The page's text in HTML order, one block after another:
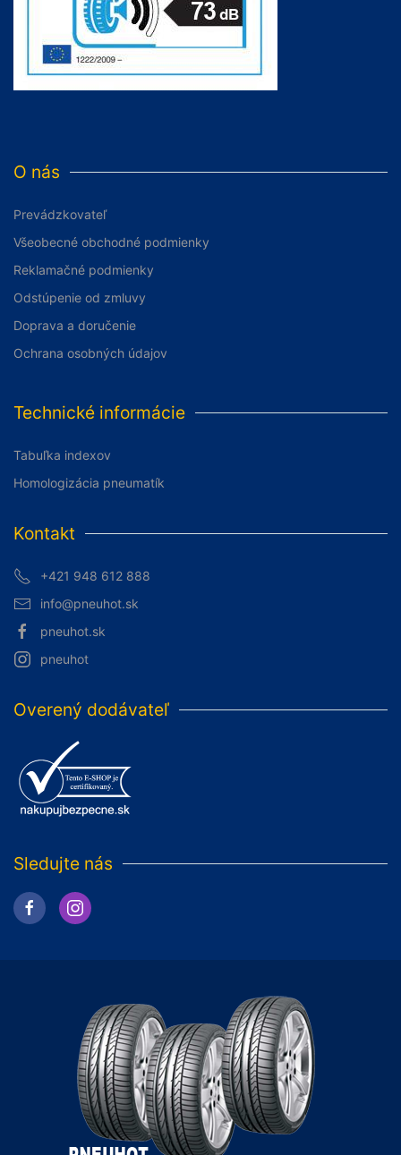
O nás
Prevádzkovateľ
Všeobecné obchodné podmienky
Reklamačné podmienky
Odstúpenie od zmluvy
Doprava a doručenie
Ochrana osobných údajov
Technické informácie
Tabuľka indexov
Homologizácia pneumatík
Kontakt
+421 948 612 888
info@pneuhot.sk
pneuhot.sk
pneuhot
Overený dodávateľ
Sledujte nás